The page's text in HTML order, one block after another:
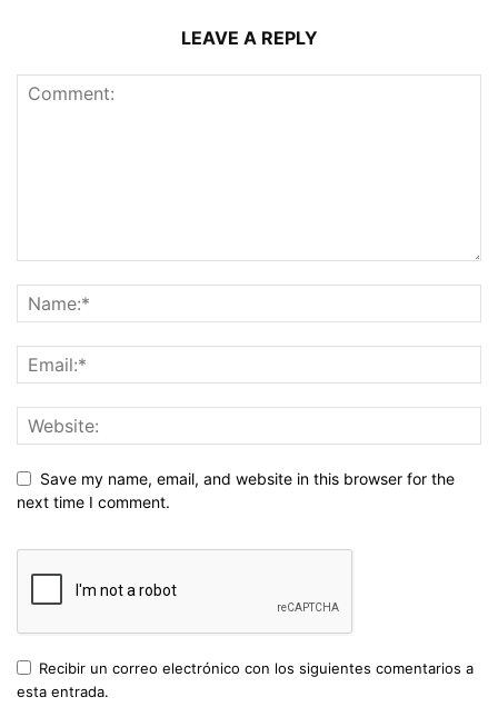
LEAVE A REPLY
Save my name, email, and website in this browser for the
next time I comment.
Recibir un correo electrónico con los siguientes comentarios a
esta entrada.